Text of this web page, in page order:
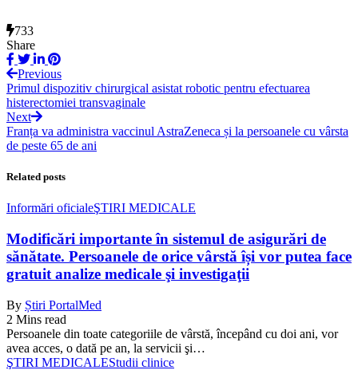
733
Share
Previous
Primul dispozitiv chirurgical asistat robotic pentru efectuarea
histerectomiei transvaginale
Next
Franța va administra vaccinul AstraZeneca și la persoanele cu vârsta
de peste 65 de ani
Related posts
Informări oficialeŞTIRI MEDICALE
Modificări importante în sistemul de asigurări de
sănătate. Persoanele de orice vârstă își vor putea face
gratuit analize medicale şi investigaţii
By Știri PortalMed
2 Mins read
Persoanele din toate categoriile de vârstă, începând cu doi ani, vor
avea acces, o dată pe an, la servicii şi…
ŞTIRI MEDICALEStudii clinice